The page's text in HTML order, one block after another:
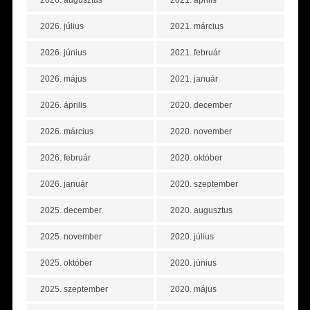
2026. július
2026. június
2026. május
2026. április
2026. március
2026. február
2026. január
2025. december
2025. november
2025. október
2025. szeptember
2021. március
2021. február
2021. január
2020. december
2020. november
2020. október
2020. szeptember
2020. augusztus
2020. július
2020. június
2020. május